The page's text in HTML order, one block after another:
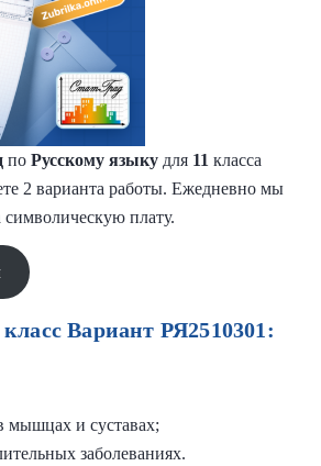
по Русскому языку для 11 класса
2 варианта работы. Ежедневно мы
символическую плату.
Вариант РЯ2510301:
мышцах и суставах;
заболеваниях.